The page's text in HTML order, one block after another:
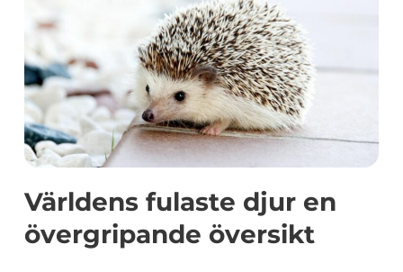
Världens fulaste djur en
övergripande översikt